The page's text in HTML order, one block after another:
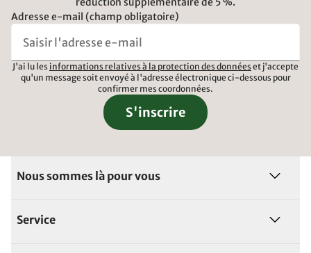
Adresse e-mail (champ obligatoire)
J'ai lu les informations relatives à la protection des données et j'accepte
qu'un message soit envoyé à l'adresse électronique ci-dessous pour
confirmer mes coordonnées.
S'inscrire
Nous sommes là pour vous
Service